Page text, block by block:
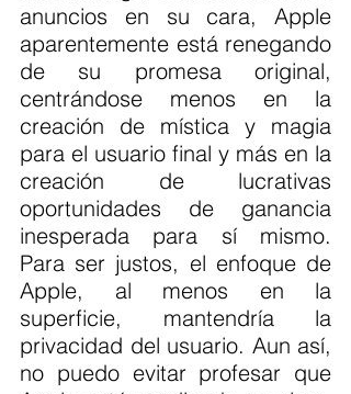
anuncios en su cara, Apple
aparentemente está renegando
de su promesa original,
centrándose menos en la
creación de mística y magia
para el usuario final y más en la
creación de lucrativas
oportunidades de ganancia
inesperada para sí mismo.
Para ser justos, el enfoque de
Apple, al menos en la
superficie, mantendría la
privacidad del usuario. Aun así,
no puedo evitar profesar que